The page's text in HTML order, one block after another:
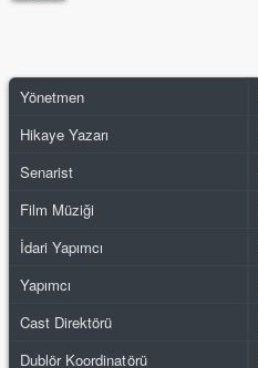
Yönetmen
Hikaye Yazarı
Senarist
Film Müziği
İdari Yapımcı
Yapımcı
Cast Direktörü
Dublör Koordinatörü